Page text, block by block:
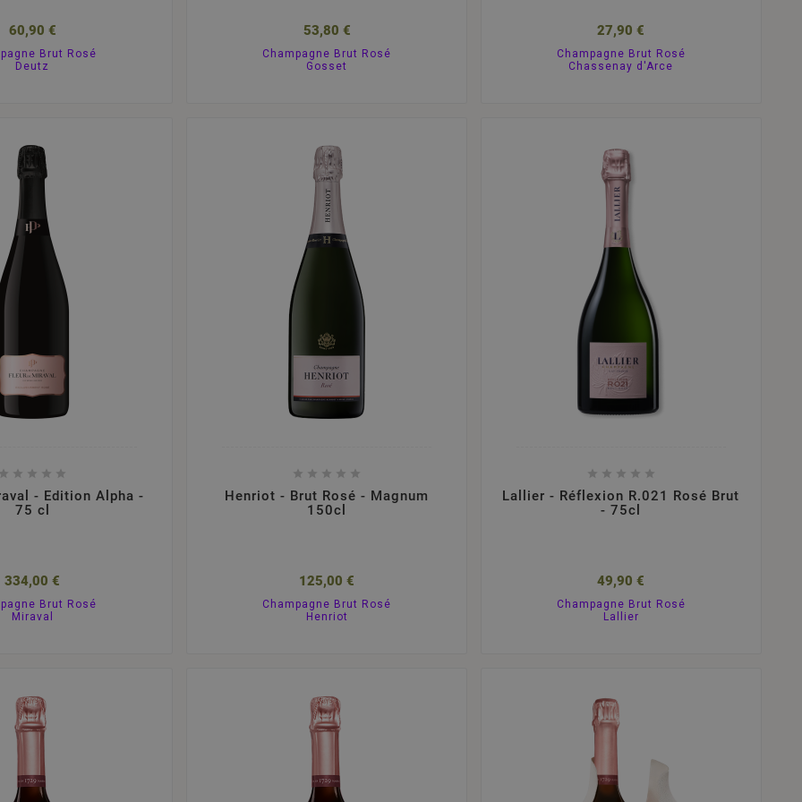
60,90 €
Brut Rosé
Deutz
53,80 €
Champagne Brut Rosé
Gosset
27,90 €
Champagne Brut Rosé
Chassenay d'Arce
   
- Edition Alpha -
75 cl
334,00 €
Brut Rosé
Miraval
    
Henriot - Brut Rosé - Magnum
150cl
125,00 €
Champagne Brut Rosé
Henriot
    
Lallier - Réflexion R.021 Rosé Brut
- 75cl
49,90 €
Champagne Brut Rosé
Lallier